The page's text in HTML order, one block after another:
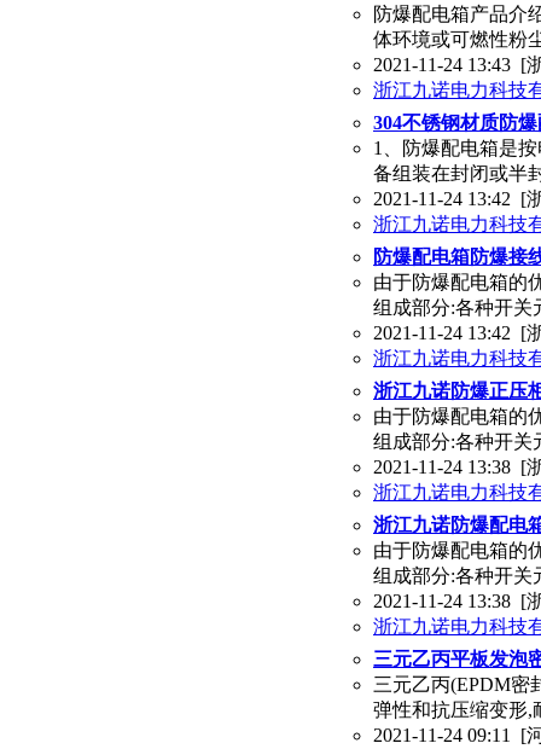
防爆配电箱产品介
体环境或可燃性粉
2021-11-24 13:43 [
浙江九诺电力科技
304不锈钢材质防
1、防爆配电箱是
备组装在封闭或半
2021-11-24 13:42 [
浙江九诺电力科技
防爆配电箱防爆接
由于防爆配电箱的
组成部分:各种开关
2021-11-24 13:42 [
浙江九诺电力科技
浙江九诺防爆正压
由于防爆配电箱的
组成部分:各种开关
2021-11-24 13:38 [
浙江九诺电力科技
浙江九诺防爆配电
由于防爆配电箱的
组成部分:各种开关
2021-11-24 13:38 [
浙江九诺电力科技
三元乙丙平板发泡
三元乙丙(EPDM密
弹性和抗压缩变形,
2021-11-24 09:11 [